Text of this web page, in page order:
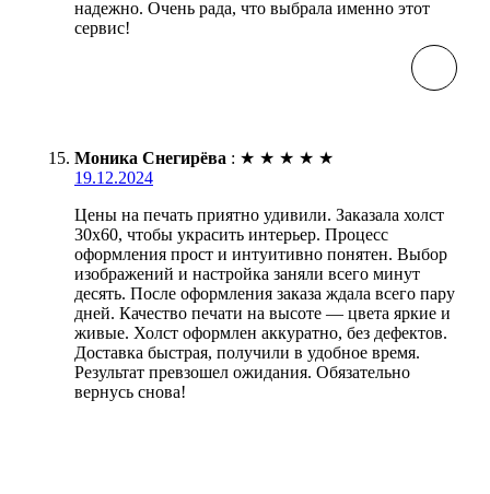
надежно. Очень рада, что выбрала именно этот
сервис!
Моника Снегирёва : ★ ★ ★ ★ ★
19.12.2024
Цены на печать приятно удивили. Заказала холст
30х60, чтобы украсить интерьер. Процесс
оформления прост и интуитивно понятен. Выбор
изображений и настройка заняли всего минут
десять. После оформления заказа ждала всего пару
дней. Качество печати на высоте — цвета яркие и
живые. Холст оформлен аккуратно, без дефектов.
Доставка быстрая, получили в удобное время.
Результат превзошел ожидания. Обязательно
вернусь снова!